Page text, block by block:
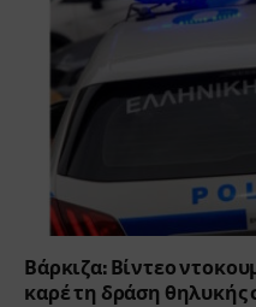
Βάρκιζα: Βίντεο
καρέ τη δράση